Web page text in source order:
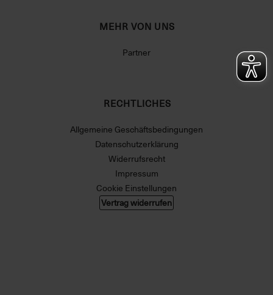
MEHR VON UNS
Partner
RECHTLICHES
Allgemeine Geschäftsbedingungen
Datenschutzerklärung
Widerrufsrecht
Impressum
Cookie Einstellungen
Vertrag widerrufen